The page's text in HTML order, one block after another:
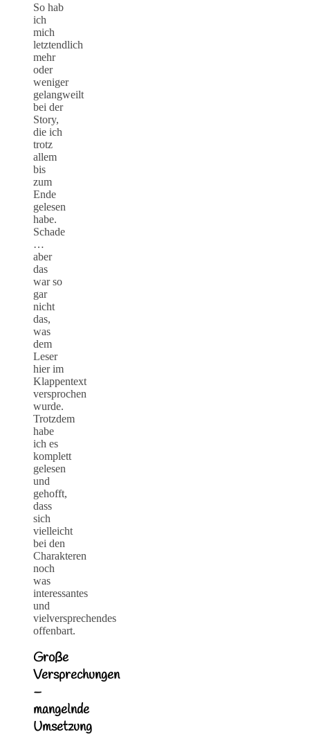
So hab
ich
mich
letztendlich
mehr
oder
weniger
gelangweilt
bei der
Story,
die ich
trotz
allem
bis
zum
Ende
gelesen
habe.
Schade
…
aber
das
war so
gar
nicht
das,
was
dem
Leser
hier im
Klappentext
versprochen
wurde.
Trotzdem
habe
ich es
komplett
gelesen
und
gehofft,
dass
sich
vielleicht
bei den
Charakteren
noch
was
interessantes
und
vielversprechendes
offenbart.
Große
Versprechungen
–
mangelnde
Umsetzung